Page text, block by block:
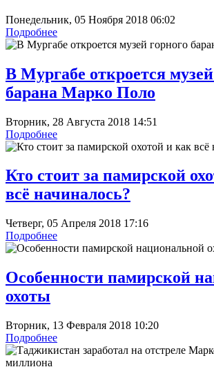
Понедельник, 05 Ноября 2018 06:02
Подробнее
В Мургабе откроется музей
барана Марко Поло
Вторник, 28 Августа 2018 14:51
Подробнее
Кто стоит за памирской
всё начиналось?
Четверг, 05 Апреля 2018 17:16
Подробнее
Особенности памирской
охоты
Вторник, 13 Февраля 2018 10:20
Подробнее